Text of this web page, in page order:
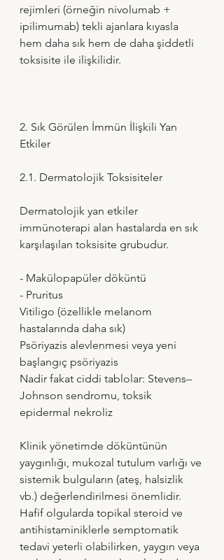
rejimleri (örneğin nivolumab +
ipilimumab) tekli ajanlara kıyasla
hem daha sık hem de daha şiddetli
toksisite ile ilişkilidir.
2. Sık Görülen İmmün İlişkili Yan
Etkiler
2.1. Dermatolojik Toksisiteler
Dermatolojik yan etkiler
immünoterapi alan hastalarda en sık
karşılaşılan toksisite grubudur.
- Makülopapüler döküntü
- Pruritus
Vitiligo (özellikle melanom
hastalarında daha sık)
Psöriyazis alevlenmesi veya yeni
başlangıç psöriyazis
Nadir fakat ciddi tablolar: Stevens–
Johnson sendromu, toksik
epidermal nekroliz
Klinik yönetimde döküntünün
yaygınlığı, mukozal tutulum varlığı ve
sistemik bulguların (ateş, halsizlik
vb.) değerlendirilmesi önemlidir.
Hafif olgularda topikal steroid ve
antihistaminiklerle semptomatik
tedavi yeterli olabilirken, yaygın veya